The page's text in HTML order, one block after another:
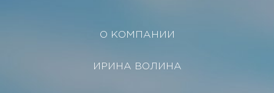
О КОМПАНИИ
ИРИНА ВОЛИНА